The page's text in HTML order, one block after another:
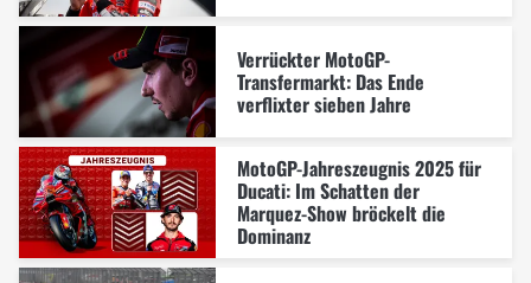
Verrückter MotoGP-
Transfermarkt: Das Ende
verflixter sieben Jahre
MotoGP-Jahreszeugnis 2025 für
Ducati: Im Schatten der
Marquez-Show bröckelt die
Dominanz